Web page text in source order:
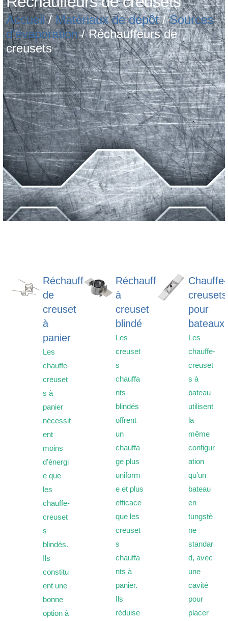
Accueil/Matériaux de dépôt/Sources
d’évaporation/ Réchauffeurs de
creusets
Réchauffeurs
de
creuset
à
panier
Les
chauffe-
creuset
s à
panier
nécessit
ent
moins
d’énergi
e que
les
chauffe-
creuset
s
blindés.
Ils
constitu
ent une
bonne
option à
Réchauffeurs
à
creuset
blindé
Les
creuset
s
chauffa
nts
blindés
offrent
un
chauffa
ge plus
uniform
e et plus
efficace
que les
creuset
s
chauffa
nts à
panier.
Ils
réduise
Chauffe-
creusets
pour
bateaux
Les
chauffe-
creuset
s à
bateau
utilisent
la
même
configur
ation
qu’un
bateau
en
tungstè
ne
standar
d, avec
une
cavité
pour
placer